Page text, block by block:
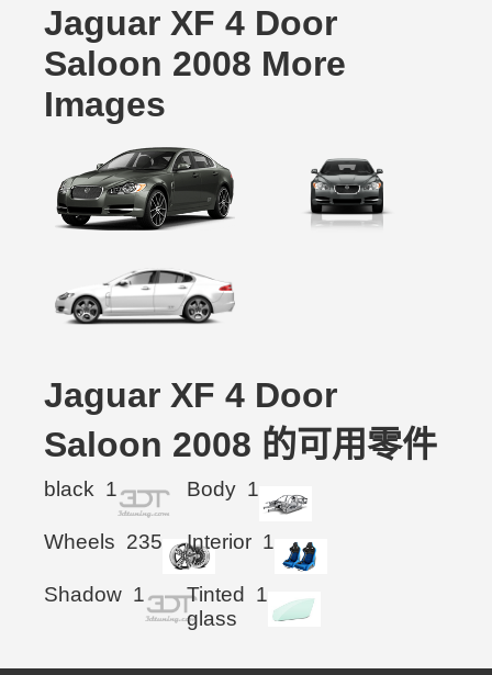
Jaguar XF 4 Door
Saloon 2008 More
Images
Jaguar XF 4 Door
Saloon 2008 的可用零件
black 1 Body 1
Wheels 235 Interior 1
Shadow 1
Tinted
glass
1